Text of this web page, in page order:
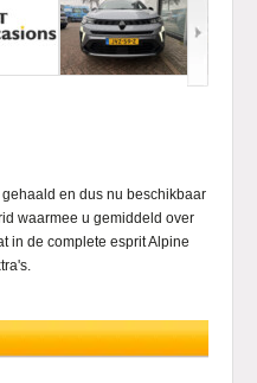
en dus nu beschikbaar
waarmee u gemiddeld over
in de complete esprit Alpine
juiste kilometerstand en